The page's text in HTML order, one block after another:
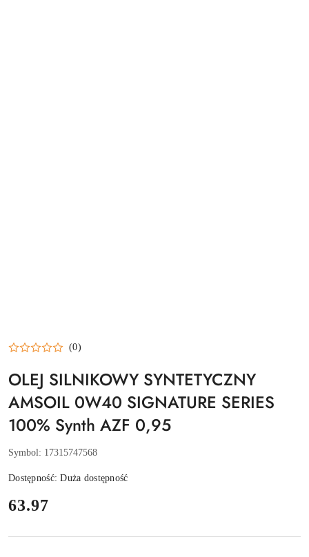
(0)
OLEJ SILNIKOWY SYNTETYCZNY
AMSOIL 0W40 SIGNATURE SERIES
100% Synth AZF 0,95
Symbol: 17315747568
Dostępność:Duża dostępność
cena:
63.97